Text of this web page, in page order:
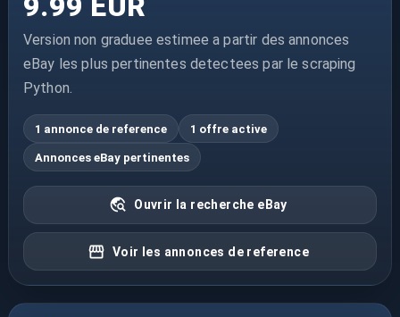
Version non graduee estimee a partir des annonces
eBay les plus pertinentes detectees par le scraping
Python.
1 annonce de reference 1 offre active
Annonces eBay pertinentes
Ouvrir la recherche eBay
Voir les annonces de reference